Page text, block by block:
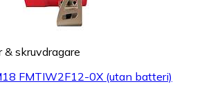
& skruvdragare
FMTIW2F12-0X (utan batteri)